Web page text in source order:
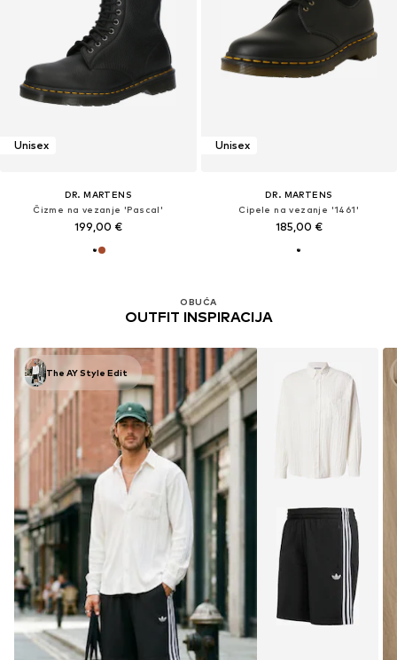
Unisex
DR. MARTENS
Čizme na vezanje 'Pascal'
199,00 €
Unisex
DR. MARTENS
Cipele na vezanje '1461'
185,00 €
OBUĆA
OUTFIT INSPIRACIJA
The AY Style Edit